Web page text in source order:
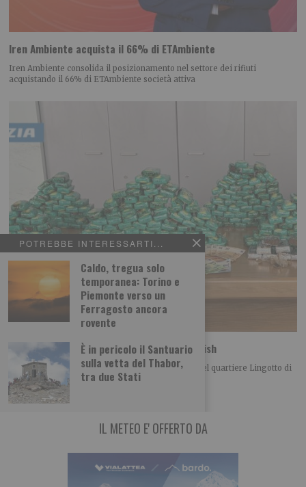
POTREBBE INTERESSARTI...
Caldo, tregua solo
temporanea: Torino e
Piemonte verso un
Ferragosto ancora
rovente
È in pericolo il Santuario
sulla vetta del Thabor,
tra due Stati
Iren Ambiente acquista il 66% di ETAmbiente
Iren Ambiente consolida il posizionamento nel settore dei rifiuti
acquistando il 66% di ETAmbiente società attiva
Spaccio: la polizia sequestra 33 kg di hashish
La Polizia di Stato ha arrestato, nei giorni scorsi nel quartiere Lingotto di
Torino, un 24enne
IL METEO E' OFFERTO DA